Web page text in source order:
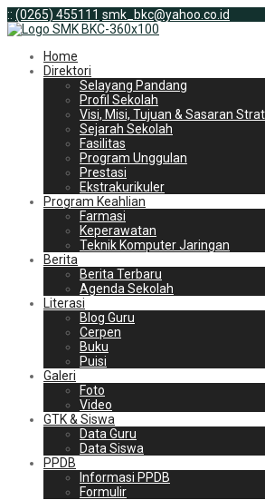
:: (0265) 455111 smk_bkc@yahoo.co.id
Home
Direktori
Selayang Pandang
Profil Sekolah
Visi, Misi, Tujuan & Sasaran
Sejarah Sekolah
Fasilitas
Program Unggulan
Prestasi
Ekstrakurikuler
Program Keahlian
Farmasi
Keperawatan
Teknik Komputer Jaringan
Berita
Berita Terbaru
Agenda Sekolah
Literasi
Blog Guru
Cerpen
Buku
Puisi
Galeri
Foto
Video
GTK & Siswa
Data Guru
Data Siswa
PPDB
Informasi PPDB
Formulir